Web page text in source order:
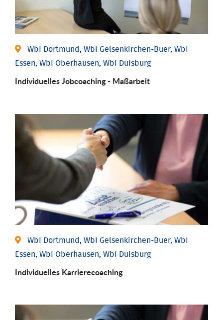
WbI Dortmund, WbI Gelsenkirchen-Buer, WbI
Essen, WbI Oberhausen, WbI Duisburg
Individu­elles Job­coaching - Maßarbeit
WbI Dortmund, WbI Gelsenkirchen-Buer, WbI
Essen, WbI Oberhausen, WbI Duisburg
Individu­elles Karrierecoaching